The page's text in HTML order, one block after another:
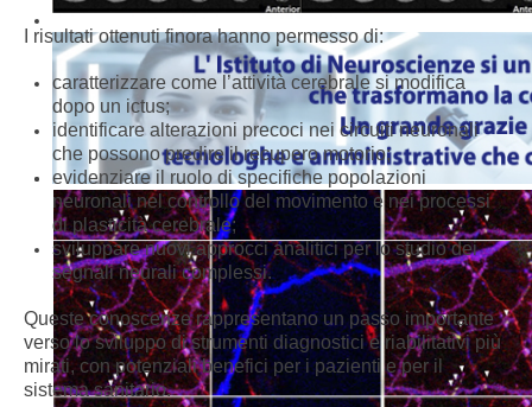
I risultati ottenuti finora hanno permesso di:
caratterizzare come l’attività cerebrale si modifica
dopo un ictus;
identificare alterazioni precoci nei circuiti neuronali
che possono predire il recupero motorio;
evidenziare il ruolo di specifiche popolazioni
neuronali nel controllo del movimento e nei processi
di plasticità cerebrale;
sviluppare nuovi approcci analitici per lo studio dei
segnali neurali complessi.
Queste conoscenze rappresentano un passo importante
verso lo sviluppo di strumenti diagnostici e riabilitativi più
mirati, con potenziali benefici per i pazienti e per il
sistema sanitario.